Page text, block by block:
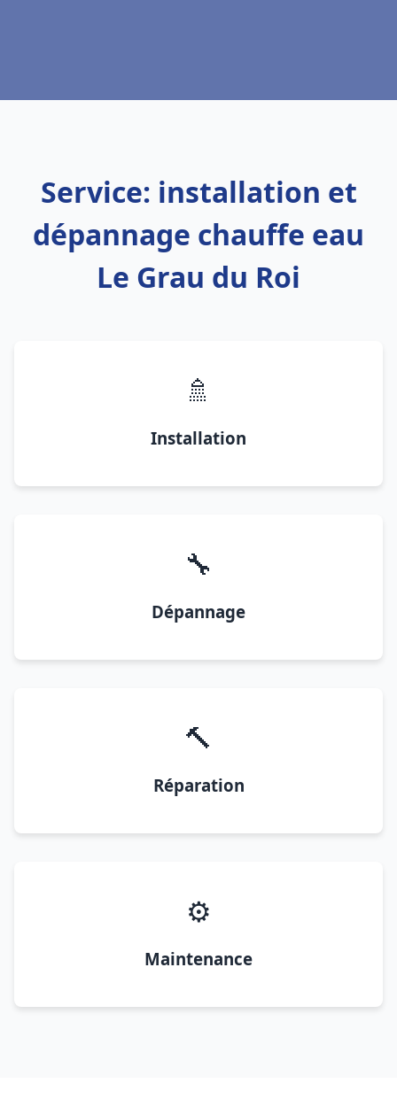
Service: installation et
dépannage chauffe eau
Le Grau du Roi
🚿
Installation
🔧
Dépannage
🔨
Réparation
⚙️
Maintenance